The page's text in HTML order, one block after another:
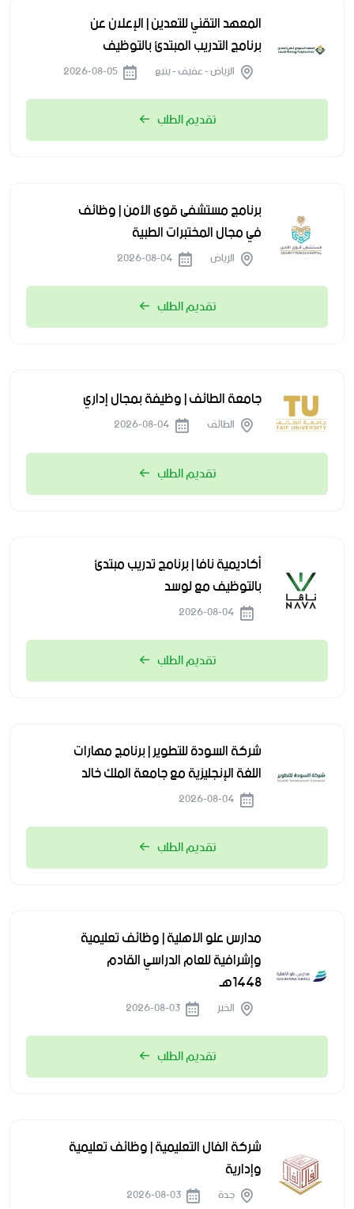
المعهد التقني للتعدين | الإعلان عن
برنامج التدريب المبتدئ بالتوظيف
الرياض - عفيف - ينبع
تقديم الطلب
برنامج مستشفى قوى الأمن | وظائف
في مجال المختبرات الطبية
الرياض
تقديم الطلب
جامعة الطائف | وظيفة بمجال إداري
الطائف
تقديم الطلب
أكاديمية نافا | برنامج تدريب مبتدئ
بالتوظيف مع لوسد
تقديم الطلب
شركة السودة للتطوير | برنامج مهارات
اللغة الإنجليزية مع جامعة الملك خالد
تقديم الطلب
مدارس علو الأهلية | وظائف تعليمية
وإشرافية للعام الدراسي القادم
1448هـ
الخبر
تقديم الطلب
شركة الفال التعليمية | وظائف تعليمية
وإدارية
جدة